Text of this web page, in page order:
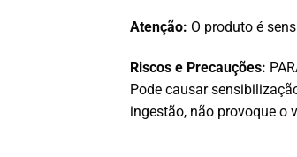
Atenção: O produto é
Riscos e Precauções:
Pode causar
ingestão, não provoque o